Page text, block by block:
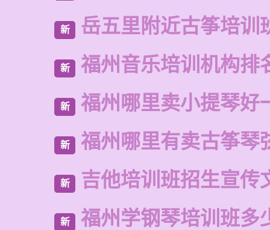
新 岳五里附近古筝培训
新 福州音乐培训机构排
新 福州哪里卖小提琴好
新 福州哪里有卖古筝琴
新 吉他培训班招生宣传
新 福州学钢琴培训班多